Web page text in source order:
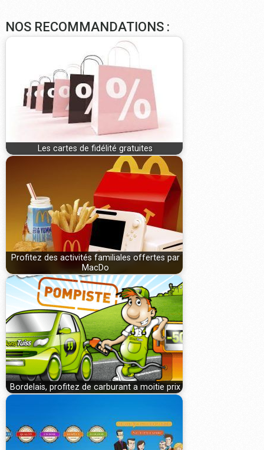
NOS RECOMMANDATIONS :
Les cartes de fidélité gratuites
Profitez des activités familiales offertes par
MacDo
Bordelais, profitez de carburant a moitie prix